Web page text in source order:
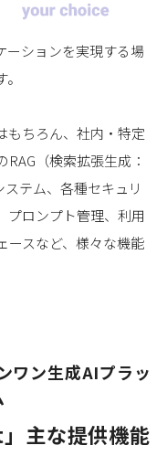
ーションを実現する場
もちろん、社内・特定
（検索拡張生成：
テム、各種セキュリ
プロンプト管理、利用
ースなど、様々な機能
ワン生成AIプラッ
主な提供機能